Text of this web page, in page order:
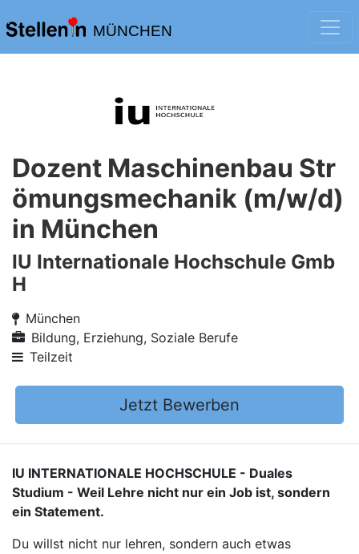
MÜNCHEN
Dozent Maschinenbau Str
ömungsmechanik (m/w/d)
in München
IU Internationale Hochschule Gmb
H
München
Bildung, Erziehung, Soziale Berufe
Teilzeit
Jetzt Bewerben
IU INTERNATIONALE HOCHSCHULE - Duales
Studium - Weil Lehre nicht nur ein Job ist, sondern
ein Statement.
Du willst nicht nur lehren, sondern auch etwas